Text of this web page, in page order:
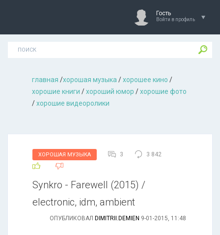
Гость
Войти в профиль
главная /хорошая музыкa /хорошее кино /
хорошие книги /хороший юмор /хорошие фото
/хорошие видеоролики
ХОРОШАЯ МУЗЫКА 3 3 842
Synkro - Farewell (2015) /
electronic, idm, ambient
ОПУБЛИКОВАЛ DIMITRII.DEMIEN 9-01-2015, 11:48